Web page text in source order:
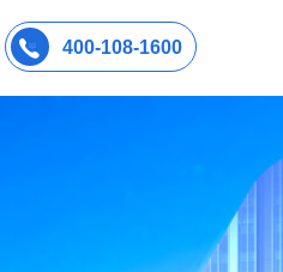
400-108-1600